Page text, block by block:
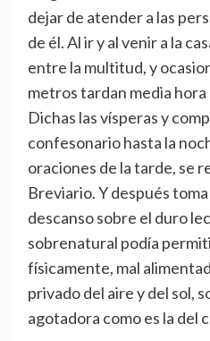
dejar de atender a las
de él. Al ir y al venir a la
entre la multitud, y
metros tardan media
Dichas las vísperas y
confesonario hasta la
oraciones de la tarde, se
Breviario. Y después
descanso sobre el duro
sobrenatural podía
físicamente, mal
privado del aire y del sol,
agotadora como es la del